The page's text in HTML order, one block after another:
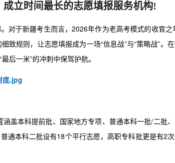
立时间最长的志愿填报服务机构!
于新疆考生而言，2026年作为老高考模式的收官之
规则，让志愿填报成为一场“信息战”与“策略战”。
后一米”的冲刺中保驾护航。
盖本科提前批、国家地方专项、普通本科一批/二批
本科二批设有18个平行志愿，高职专科批更是有2